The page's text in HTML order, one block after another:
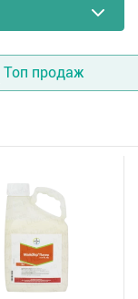
Топ продаж